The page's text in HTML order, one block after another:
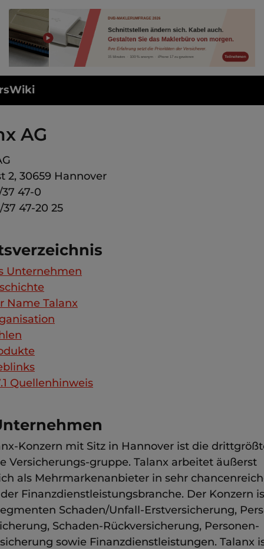
AG
2, 30659 Hannover
37 47-0
37 47-20 25
Unternehmen
Name Talanx
Quellenhinweis
Konzern mit Sitz in Hannover ist die
Versicherungs-gruppe. Talanx arbeitet äußerst
als Mehrmarkenanbieter in sehr
Finanzdienstleistungsbranche. Der Konzern
Schaden/Unfall-Erstversicherung,
Schaden-Rückversicherung, Personen-
sowie Finanzdienstleistungen. Talanx